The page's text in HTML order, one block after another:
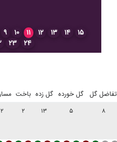
۹ ۱۰ ۱۱ ۱۲ ۱۳ ۱۴
۱۵
۲۳ ۲۴
باخت گل زده گل خورده تفاضل گل
۲ ۲ ۱۳ ۵ ۸